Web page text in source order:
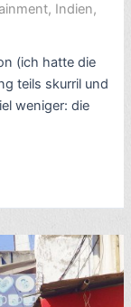
, Indien,
(ich hatte die
teils skurril und
weniger: die